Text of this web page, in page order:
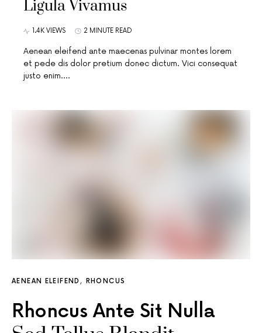
Ligula Vivamus
1.4K VIEWS 2 MINUTE READ
Aenean eleifend ante maecenas pulvinar montes lorem
et pede dis dolor pretium donec dictum. Vici consequat
justo enim.…
AENEAN ELEIFEND RHONCUS
Rhoncus Ante Sit Nulla